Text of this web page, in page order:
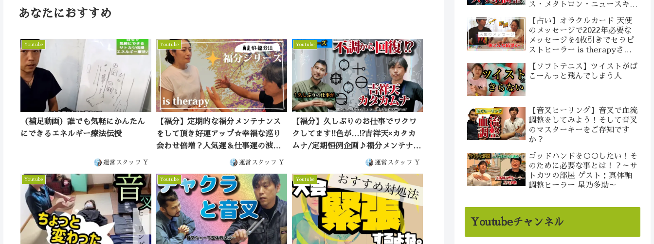
あなたにおすすめ
Youtube
（補足動画）誰でも気軽にかんたん
にできるエネルギー療法伝授
運営スタッフ Y
Youtube
【福分】定期的な福分メンテナンス
をして頂き好運アップ☆幸福な巡り
会わせ倍増？人気運＆仕事運の波動
調整付き♪体験者：雄介＆is
運営スタッフ Y
Youtube
【福分】久しぶりのお仕事でワクワ
クしてます!!色が…!?吉祥天×カタカ
ムナ/定期恒例企画♪福分メンテナン
スで好運アップ☆人気運＆仕事運の
運営スタッフ Y
Youtube Youtube Youtube
ス・メタトロン・ニュースキャ
【占い】オラクルカード 天使
のメッセージで2022年必要な
メッセージを4枚引きでセラピ
ストヒーラー is therapyさん
た
【ソフトテニス】ツイストがば
こーんっと飛んでしまう人
【音叉ヒーリング】音叉で血流
調整をしてみよう！そして音叉
のマスターキーをご存知です
か？
ゴッドハンドを○○したい！そ
のために必要な事とは！？～サ
トカツの部屋 ゲスト：真体軸
調整ヒーラー 星乃多助～
Youtubeチャンネル